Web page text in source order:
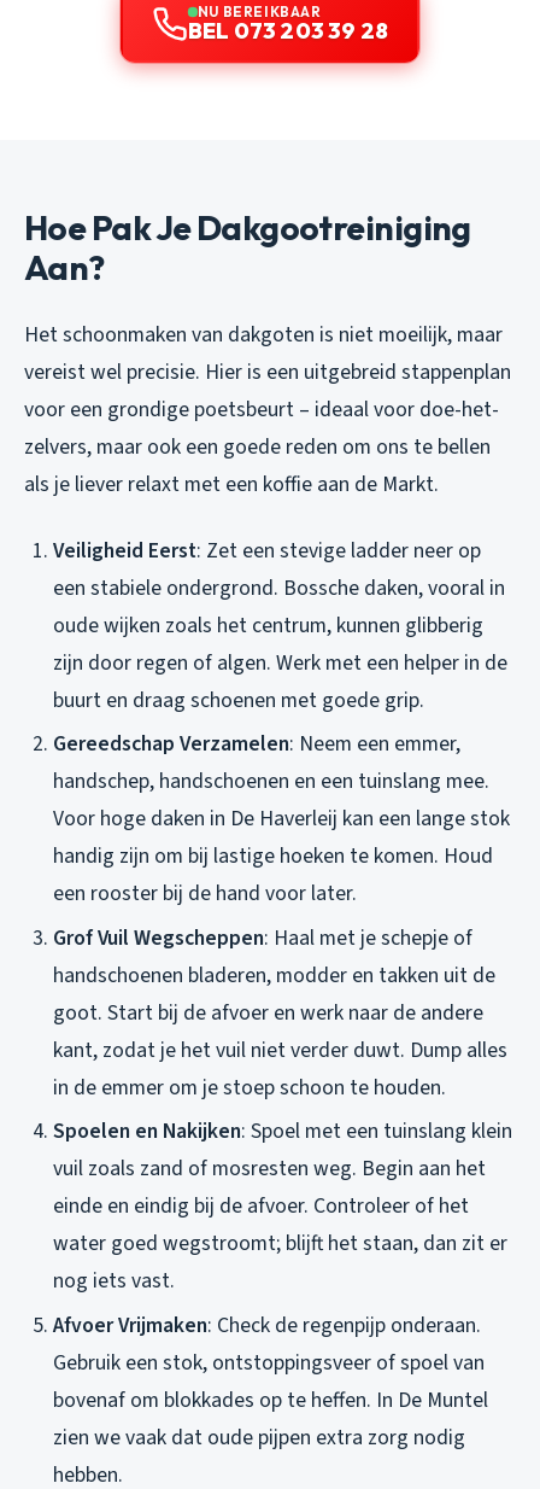
NU BEREIKBAAR
BEL 073 203 39 28
Hoe Pak Je Dakgootreiniging
Aan?
Het schoonmaken van dakgoten is niet moeilijk, maar
vereist wel precisie. Hier is een uitgebreid stappenplan
voor een grondige poetsbeurt – ideaal voor doe-het-
zelvers, maar ook een goede reden om ons te bellen
als je liever relaxt met een koffie aan de Markt.
Veiligheid Eerst: Zet een stevige ladder neer op
een stabiele ondergrond. Bossche daken, vooral in
oude wijken zoals het centrum, kunnen glibberig
zijn door regen of algen. Werk met een helper in de
buurt en draag schoenen met goede grip.
Gereedschap Verzamelen: Neem een emmer,
handschep, handschoenen en een tuinslang mee.
Voor hoge daken in De Haverleij kan een lange stok
handig zijn om bij lastige hoeken te komen. Houd
een rooster bij de hand voor later.
Grof Vuil Wegscheppen: Haal met je schepje of
handschoenen bladeren, modder en takken uit de
goot. Start bij de afvoer en werk naar de andere
kant, zodat je het vuil niet verder duwt. Dump alles
in de emmer om je stoep schoon te houden.
Spoelen en Nakijken: Spoel met een tuinslang klein
vuil zoals zand of mosresten weg. Begin aan het
einde en eindig bij de afvoer. Controleer of het
water goed wegstroomt; blijft het staan, dan zit er
nog iets vast.
Afvoer Vrijmaken: Check de regenpijp onderaan.
Gebruik een stok, ontstoppingsveer of spoel van
bovenaf om blokkades op te heffen. In De Muntel
zien we vaak dat oude pijpen extra zorg nodig
hebben.